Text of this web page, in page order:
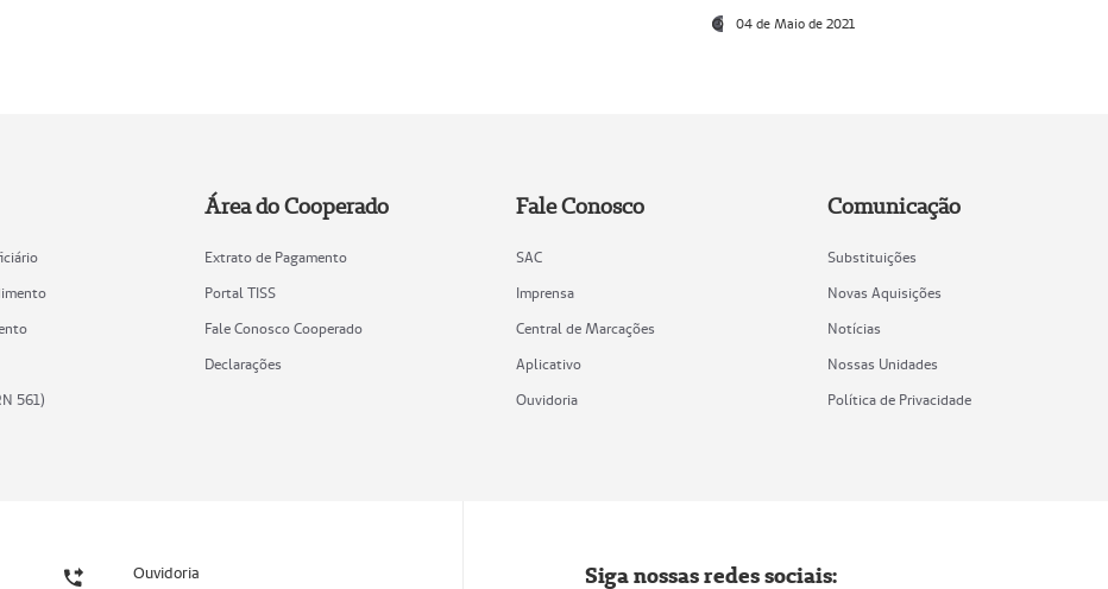
04 de Maio de 2021
561)
Área do Cooperado
Extrato de Pagamento
Portal TISS
Fale Conosco Cooperado
Declarações
Fale Conosco
SAC
Imprensa
Central de Marcações
Aplicativo
Ouvidoria
Comunicação
Substituições
Novas Aquisições
Notícias
Nossas Unidades
Política de Privacidade
Ouvidoria Siga nossas redes sociais: